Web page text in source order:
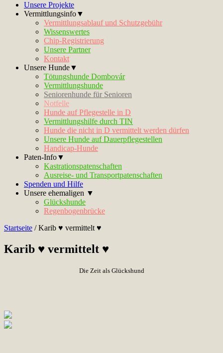
Unsere Projekte
Vermittlungsinfo▼
Vermittlungsablauf und Schutzgebühr
Wissenswertes
Chip-Registrierung
Unsere Partner
Kontakt
Unsere Hunde▼
Tötungshunde Dombovár
Vermittlungshunde
Seniorenhunde für Senioren
Notfelle
Hunde auf Pflegestelle in D
Vermittlungshilfe durch TIN
Hunde die nicht in D vermittelt werden dürfen
Unsere Hunde auf Dauerpflegestellen
Handicap-Hunde
Paten-Info▼
Kastrationspatenschaften
Ausreise- und Transportpatenschaften
Spenden und Hilfe
Unsere ehemaligen ▼
Glückshunde
Regenbogenbrücke
Startseite /Karib ♥ vermittelt ♥
Karib ♥ vermittelt ♥
Die Zeit als Glückshund